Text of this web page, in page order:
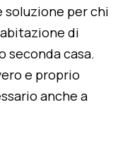
soluzione per chi
di
seconda casa.
e proprio
anche a